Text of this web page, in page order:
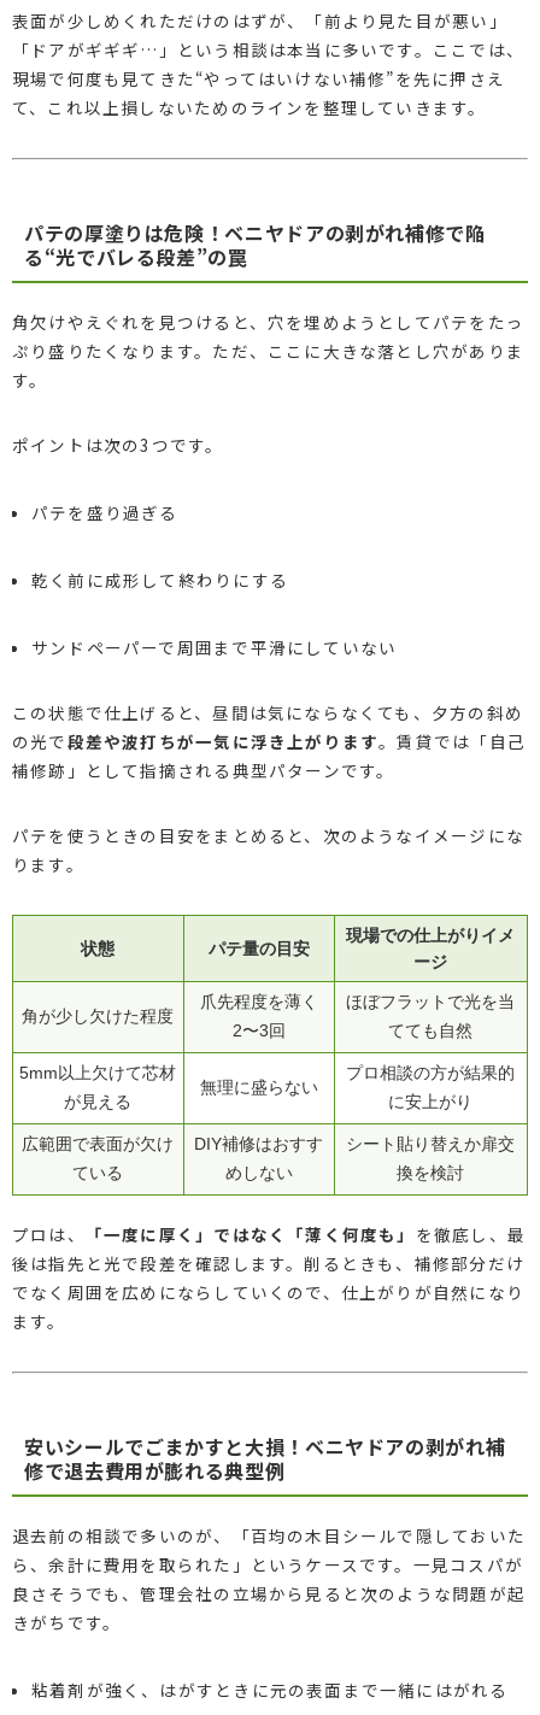
表面が少しめくれただけのはずが、「前より見た目が悪い」
「ドアがギギギ…」という相談は本当に多いです。ここでは、
現場で何度も見てきた“やってはいけない補修”を先に押さえ
て、これ以上損しないためのラインを整理していきます。
パテの厚塗りは危険！ベニヤドアの剥がれ補修で陥
る“光でバレる段差”の罠
角欠けやえぐれを見つけると、穴を埋めようとしてパテをたっ
ぷり盛りたくなります。ただ、ここに大きな落とし穴がありま
す。
ポイントは次の3つです。
パテを盛り過ぎる
乾く前に成形して終わりにする
サンドペーパーで周囲まで平滑にしていない
この状態で仕上げると、昼間は気にならなくても、夕方の斜め
の光で段差や波打ちが一気に浮き上がります。賃貸では「自己
補修跡」として指摘される典型パターンです。
パテを使うときの目安をまとめると、次のようなイメージにな
ります。
状態 パテ量の目安
現場での仕上がりイメ
ージ
角が少し欠けた程度
爪先程度を薄く
2〜3回
ほぼフラットで光を当
てても自然
5mm以上欠けて芯材
が見える
無理に盛らない
プロ相談の方が結果的
に安上がり
広範囲で表面が欠け
ている
DIY補修はおすす
めしない
シート貼り替えか扉交
換を検討
プロは、 「一度に厚く」ではなく「薄く何度も」 を徹底し、最
後は指先と光で段差を確認します。削るときも、補修部分だけ
でなく周囲を広めにならしていくので、仕上がりが自然になり
ます。
安いシールでごまかすと大損！ベニヤドアの剥がれ補
修で退去費用が膨れる典型例
退去前の相談で多いのが、「百均の木目シールで隠しておいた
ら、余計に費用を取られた」というケースです。一見コスパが
良さそうでも、管理会社の立場から見ると次のような問題が起
きがちです。
粘着剤が強く、はがすときに元の表面まで一緒にはがれる